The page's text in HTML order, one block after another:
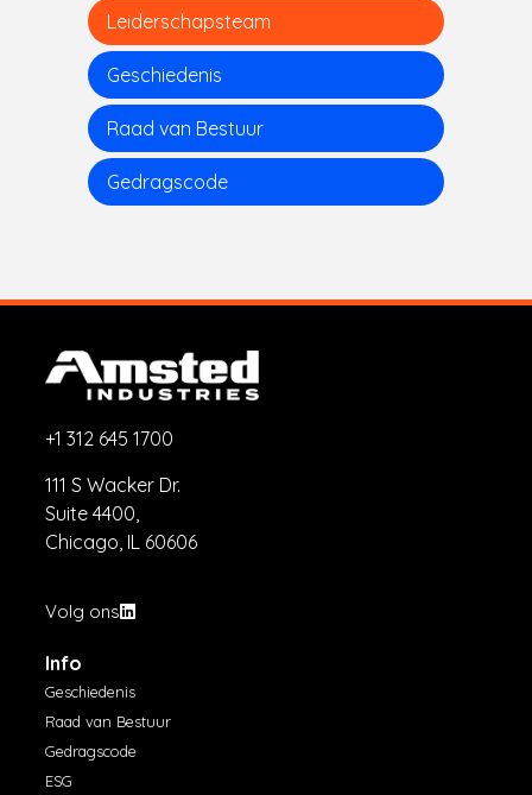
Leiderschapsteam
Geschiedenis
Raad van Bestuur
Gedragscode
+1 312 645 1700
111 S Wacker Dr.
Suite 4400,
Chicago, IL 60606
Volg ons
Info
Geschiedenis
Raad van Bestuur
Gedragscode
ESG